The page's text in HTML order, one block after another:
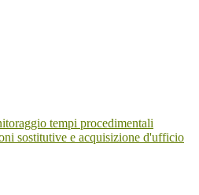
tempi procedimentali
sostitutive e acquisizione d'ufficio